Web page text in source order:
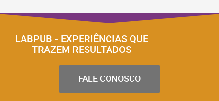
LABPUB - EXPERIÊNCIAS QUE
TRAZEM RESULTADOS
FALE CONOSCO